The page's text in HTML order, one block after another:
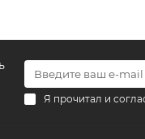
Я прочитал и